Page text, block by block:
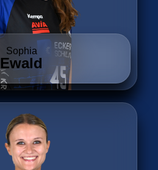
Sophia
Ewald